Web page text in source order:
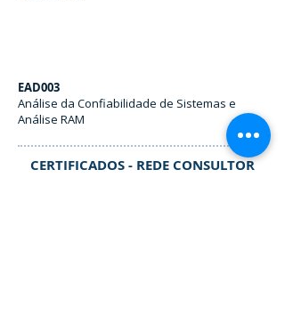
EAD003
Análise da Confiabilidade de Sistemas e
Análise RAM
CERTIFICADOS - REDE CONSULTOR